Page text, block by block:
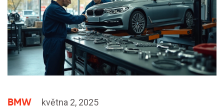
BMW května 2, 2025